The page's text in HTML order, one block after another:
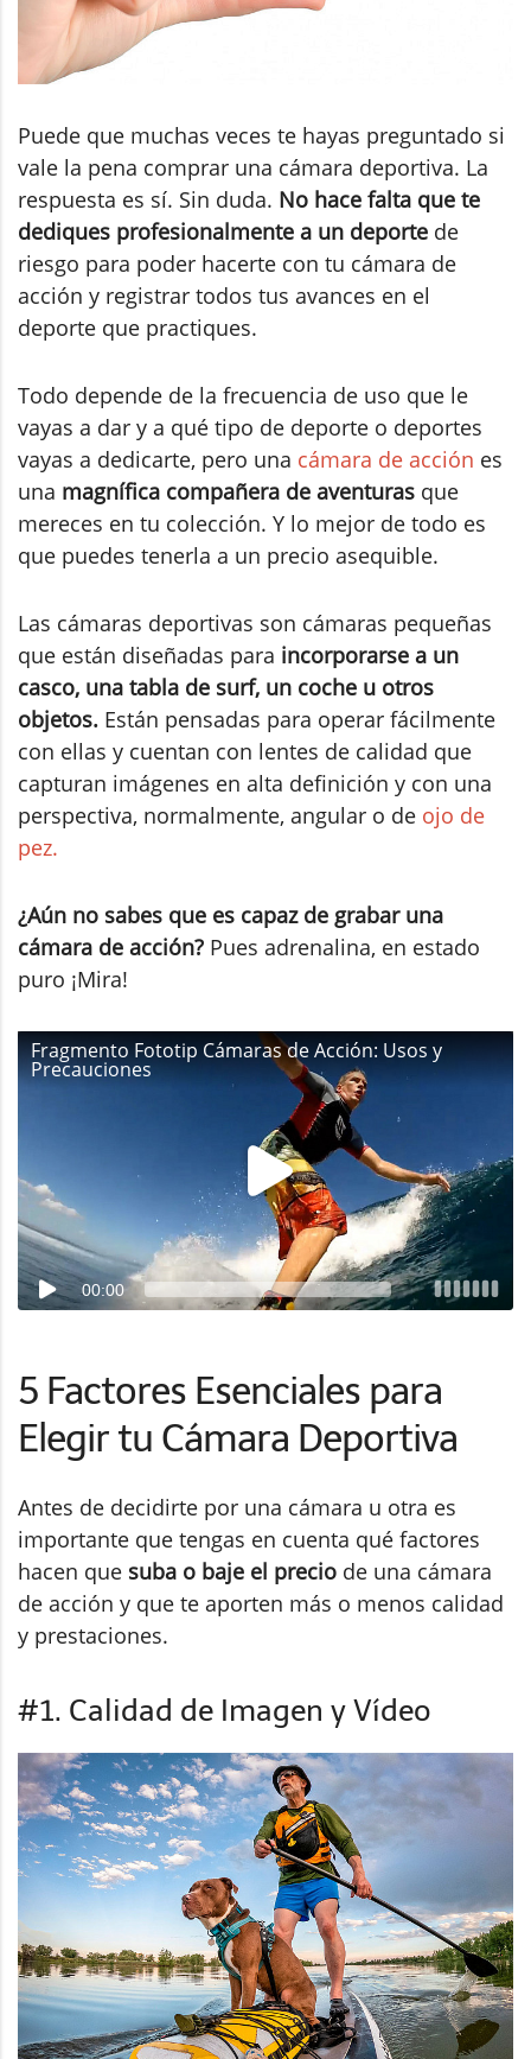
Puede que muchas veces te hayas preguntado si
vale la pena comprar una cámara deportiva. La
respuesta es sí. Sin duda. No hace falta que te
dediques profesionalmente a un deporte de
riesgo para poder hacerte con tu cámara de
acción y registrar todos tus avances en el
deporte que practiques.
Todo depende de la frecuencia de uso que le
vayas a dar y a qué tipo de deporte o deportes
vayas a dedicarte, pero una cámara de acción es
una magnífica compañera de aventuras que
mereces en tu colección. Y lo mejor de todo es
que puedes tenerla a un precio asequible.
Las cámaras deportivas son cámaras pequeñas
que están diseñadas para incorporarse a un
casco, una tabla de surf, un coche u otros
objetos. Están pensadas para operar fácilmente
con ellas y cuentan con lentes de calidad que
capturan imágenes en alta definición y con una
perspectiva, normalmente, angular o de ojo de
pez.
¿Aún no sabes que es capaz de grabar una
cámara de acción? Pues adrenalina, en estado
puro ¡Mira!
Fragmento Fototip Cámaras de Acción: Usos y
Precauciones
00:00
5 Factores Esenciales para
Elegir tu Cámara Deportiva
Antes de decidirte por una cámara u otra es
importante que tengas en cuenta qué factores
hacen que suba o baje el precio de una cámara
de acción y que te aporten más o menos calidad
y prestaciones.
#1. Calidad de Imagen y Vídeo